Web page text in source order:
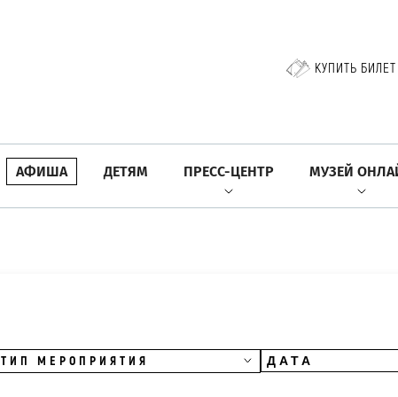
КУПИТЬ БИЛЕТ
АФИША ДЕТЯМ ПРЕСС-ЦЕНТР МУЗЕЙ
ТИП МЕРОПРИЯТИЯ